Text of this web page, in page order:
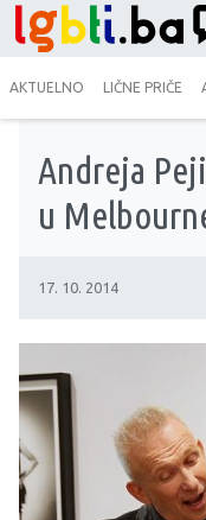
AKTUELNO LIČNE PRIČE
Andreja
u
17. 10. 2014